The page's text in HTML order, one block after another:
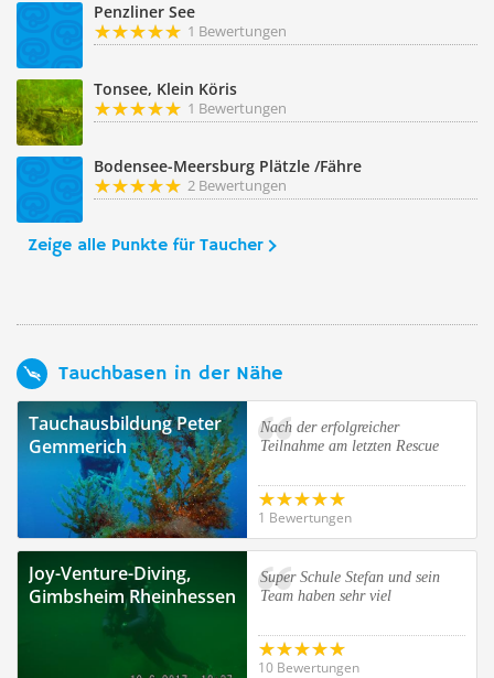
Penzliner See
1 Bewertungen
Tonsee, Klein Köris
1 Bewertungen
Bodensee-Meersburg Plätzle /Fähre
2 Bewertungen
Zeige alle Punkte für Taucher
Tauchbasen in der Nähe
Tauchausbildung Peter
Gemmerich
Nach der erfolgreicher
Teilnahme am letzten Rescue
1 Bewertungen
Joy-Venture-Diving,
Gimbsheim Rheinhessen
Super Schule Stefan und sein
Team haben sehr viel
10 Bewertungen